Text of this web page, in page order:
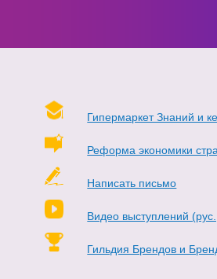
Гипермаркет Знаний и
Реформа экономики
Написать письмо
Видео выступлений
Гильдия Брендов и